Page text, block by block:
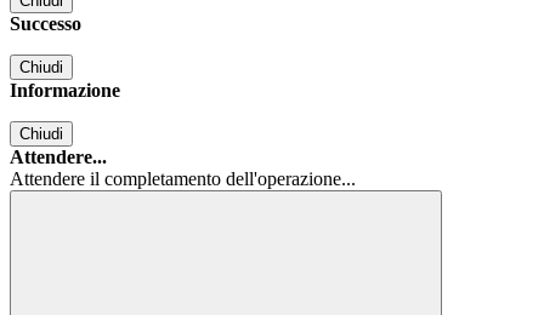
Successo
Chiudi
Informazione
Chiudi
Attendere...
Attendere il completamento dell'operazione...